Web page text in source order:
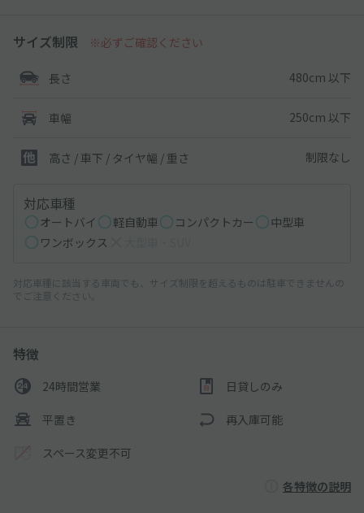
サイズ制限 ※必ずご確認ください
長さ 480cm 以下
車幅 250cm 以下
高さ / 車下 / タイヤ幅 / 重さ 制限なし
対応車種
オートバイ 軽自動車 コンパクトカー
中型車
ワンボックス
対応車種に該当する車両でも、サイズ制限を超えるものは駐車できませんの
でご注意ください。
特徴
24時間営業 日貸しのみ
平置き 再入庫可能
スペース変更不可
各特徴の説明